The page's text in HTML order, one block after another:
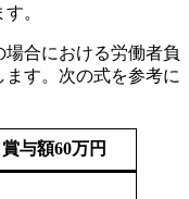
。
合における労働者負
す。次の式を参考に
与額60万円